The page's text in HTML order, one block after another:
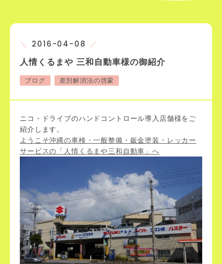
2016-04-08
人情くるまや 三和自動車様の御紹介
ブログ 差別解消法の啓蒙
ニコ・ドライブのハンドコントロール導入店舗様をご
紹介します。
ようこそ沖縄の車検・一般整備・鈑金塗装・レッカー
サービスの「人情くるまや三和自動車」へ